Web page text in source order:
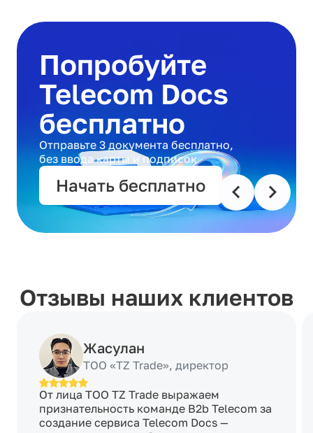
Попробуйте
Telecom Docs
бесплатно
Отправьте 3 документа бесплатно,
без ввода карты и подписок
Начать бесплатно
Отзывы наших клиентов
Жасулан
ТОО «TZ Trade», директор
От лица ТОО TZ Trade выражаем
признательность команде B2b Telecom за
создание сервиса Telecom Docs —